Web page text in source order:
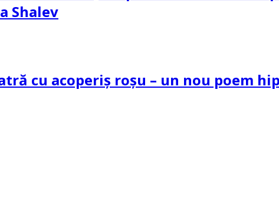
Shalev
cu acoperiș roșu – un nou poem